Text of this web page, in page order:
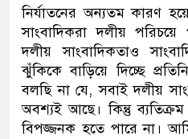
নির্যাতনের অন্যতম কারণ
সাংবাদিকরা দলীয়
দলীয় সাংবাদিকতাও
ঝুঁকিকে বাড়িয়ে দিচ্ছে
বলছি না যে, সবাই দলীয়
অবশ্যই আছে। কিন্তু
বিপজ্জনক হতে পারে না।